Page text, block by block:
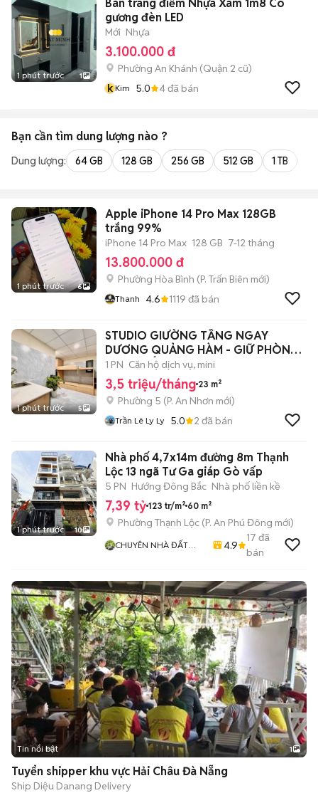
1 phút trước 1
Bàn trang điểm Nhựa Xám 1m8 Có
gương đèn LED
Mới Nhựa
3.100.000 đ
Phường An Khánh (Quận 2 cũ)
k Kim 5.0 4đã bán
Bạn cần tìm dung lượng nào ?
Dung lượng: 64 GB 128 GB 256 GB 512 GB 1 TB
1 phút trước 6
Apple iPhone 14 Pro Max 128GB
trắng 99%
iPhone 14 Pro Max 128 GB 7-12 tháng
13.800.000 đ
Phường Hòa Bình (P. Trấn Biên mới)
Thanh 4.6 1119 đã bán
1 phút trước 5
STUDIO GIƯỜNG TẦNG NGAY
DƯƠNG QUẢNG HÀM - GIỮ PHÒNG
ĐƯỢC ĐẾN 1/9
1 PN Căn hộ dịch vụ, mini
3,5 triệu/tháng 23 m²
Phường 5 (P. An Nhơn mới)
Trần Lê Ly Ly 5.0 2 đã bán
1 phút trước 10
Nhà phố 4,7x14m đường 8m Thạnh
Lộc 13 ngã Tư Ga giáp Gò vấp
5 PN Hướng Đông Bắc Nhà phố liền kề
7,39 tỷ 123 tr/m² 60 m²
Phường Thạnh Lộc (P. An Phú Đông mới)
CHUYÊN NHÀ ĐẤT
4.9
17 đã
bán
Tin nổi bật 1
Tuyển shipper khu vực Hải Châu Đà Nẵng
Ship Diệu Danang Delivery